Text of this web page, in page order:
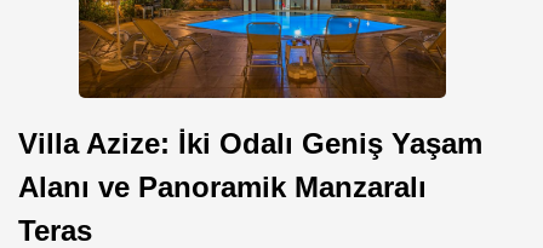
Villa Azize: İki Odalı Geniş Yaşam
Alanı ve Panoramik Manzaralı
Teras